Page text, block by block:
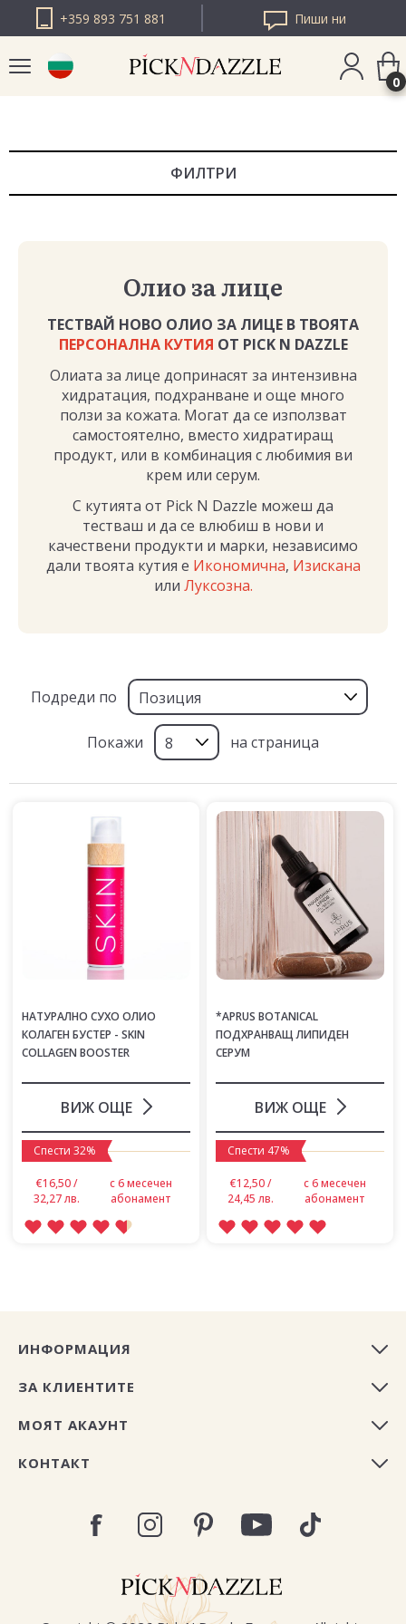
+359 893 751 881 Пиши ни
PICK N DAZZLE
PICK N DAZZLE
0
ФИЛТРИ
Олио за лице
ТЕСТВАЙ НОВО ОЛИО ЗА ЛИЦЕ В ТВОЯТА
ПЕРСОНАЛНА КУТИЯ ОТ PICK N DAZZLE
Олиата за лице допринасят за интензивна
хидратация, подхранване и още много
ползи за кожата. Могат да се използват
самостоятелно, вместо хидратиращ
продукт, или в комбинация с любимия ви
крем или серум.
С кутията от Pick N Dazzle можеш да
тестваш и да се влюбиш в нови и
качествени продукти и марки, независимо
дали твоята кутия е Икономична, Изискана
или Луксозна.
Подреди по
Покажи на страница
НАТУРАЛНО СУХО ОЛИО
КОЛАГЕН БУСТЕР - SKIN
COLLAGEN BOOSTER
ВИЖ ОЩЕ
Спести 32%
€16,50 /
32,27 лв.
с 6 месечен
абонамент
*APRUS BOTANICAL
ПОДХРАНВАЩ ЛИПИДЕН
СЕРУМ
ВИЖ ОЩЕ
Спести 47%
€12,50 /
24,45 лв.
с 6 месечен
абонамент
ИНФОРМАЦИЯ
ЗА КЛИЕНТИТЕ
МОЯТ АКАУНТ
КОНТАКТ